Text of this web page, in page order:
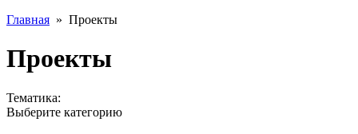
Главная » Проекты
Проекты
Тематика:
Выберите категорию